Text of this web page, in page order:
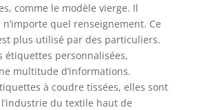
comme le modèle vierge. Il
quel renseignement. Ce
plus utilisé par des particuliers.
étiquettes personnalisées,
multitude d’informations.
à coudre tissées, elles sont
du textile haut de